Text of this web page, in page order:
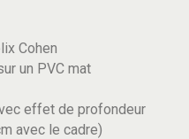
Cohen
un PVC mat
effet de profondeur
avec le cadre)